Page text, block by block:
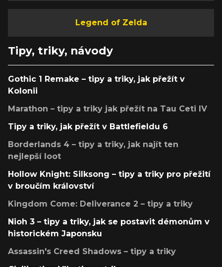
Legend of Zelda
Tipy, triky, návody
Gothic 1 Remake – tipy a triky, jak přežít v
Kolonii
Marathon – tipy a triky jak přežít na Tau Ceti IV
Tipy a triky, jak přežít v Battlefieldu 6
Borderlands 4 – tipy a triky, jak najít ten
nejlepší loot
Hollow Knight: Silksong – tipy a triky pro přežití
v broučím království
Kingdom Come: Deliverance 2 – tipy a triky
Nioh 3 – tipy a triky, jak se postavit démonům v
historickém Japonsku
Assassin's Creed Shadows – tipy a triky